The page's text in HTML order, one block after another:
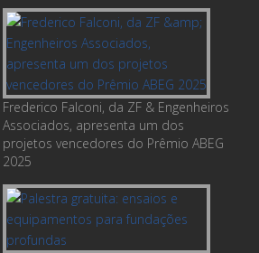
Frederico Falconi, da ZF & Engenheiros
Associados, apresenta um dos
projetos vencedores do Prêmio ABEG
2025